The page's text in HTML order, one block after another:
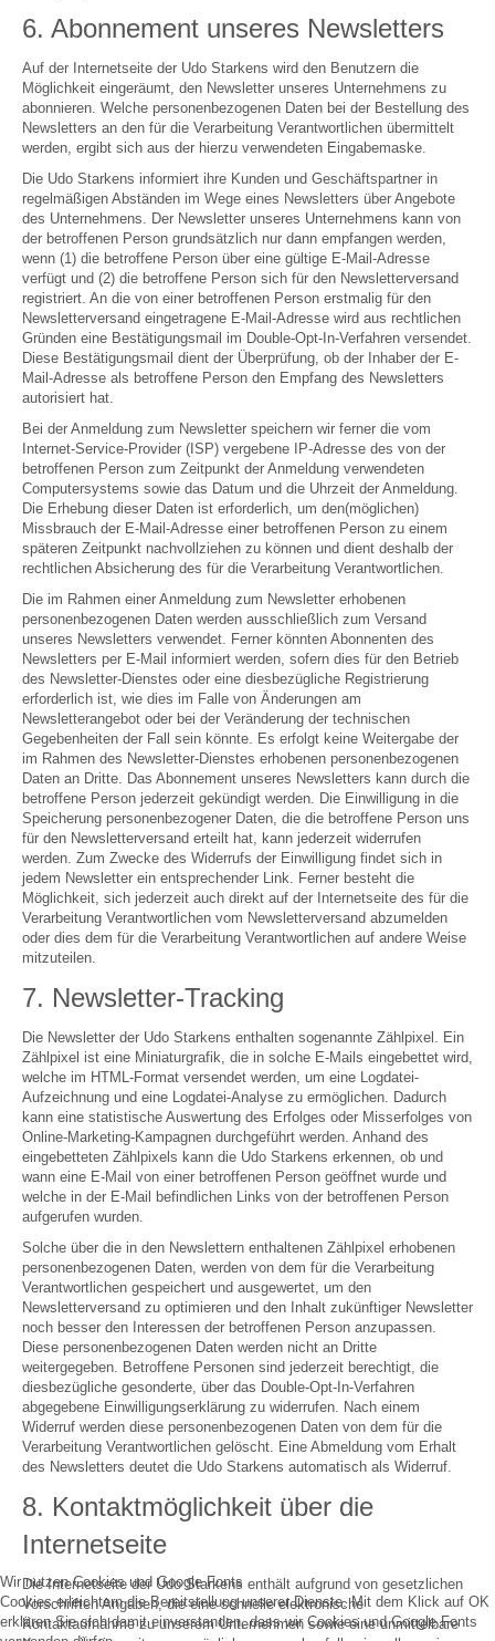
6. Abonnement unseres Newsletters
Auf der Internetseite der Udo Starkens wird den Benutzern die
Möglichkeit eingeräumt, den Newsletter unseres Unternehmens zu
abonnieren. Welche personenbezogenen Daten bei der Bestellung des
Newsletters an den für die Verarbeitung Verantwortlichen übermittelt
werden, ergibt sich aus der hierzu verwendeten Eingabemaske.
Die Udo Starkens informiert ihre Kunden und Geschäftspartner in
regelmäßigen Abständen im Wege eines Newsletters über Angebote
des Unternehmens. Der Newsletter unseres Unternehmens kann von
der betroffenen Person grundsätzlich nur dann empfangen werden,
wenn (1) die betroffene Person über eine gültige E-Mail-Adresse
verfügt und (2) die betroffene Person sich für den Newsletterversand
registriert. An die von einer betroffenen Person erstmalig für den
Newsletterversand eingetragene E-Mail-Adresse wird aus rechtlichen
Gründen eine Bestätigungsmail im Double-Opt-In-Verfahren versendet.
Diese Bestätigungsmail dient der Überprüfung, ob der Inhaber der E-
Mail-Adresse als betroffene Person den Empfang des Newsletters
autorisiert hat.
Bei der Anmeldung zum Newsletter speichern wir ferner die vom
Internet-Service-Provider (ISP) vergebene IP-Adresse des von der
betroffenen Person zum Zeitpunkt der Anmeldung verwendeten
Computersystems sowie das Datum und die Uhrzeit der Anmeldung.
Die Erhebung dieser Daten ist erforderlich, um den(möglichen)
Missbrauch der E-Mail-Adresse einer betroffenen Person zu einem
späteren Zeitpunkt nachvollziehen zu können und dient deshalb der
rechtlichen Absicherung des für die Verarbeitung Verantwortlichen.
Die im Rahmen einer Anmeldung zum Newsletter erhobenen
personenbezogenen Daten werden ausschließlich zum Versand
unseres Newsletters verwendet. Ferner könnten Abonnenten des
Newsletters per E-Mail informiert werden, sofern dies für den Betrieb
des Newsletter-Dienstes oder eine diesbezügliche Registrierung
erforderlich ist, wie dies im Falle von Änderungen am
Newsletterangebot oder bei der Veränderung der technischen
Gegebenheiten der Fall sein könnte. Es erfolgt keine Weitergabe der
im Rahmen des Newsletter-Dienstes erhobenen personenbezogenen
Daten an Dritte. Das Abonnement unseres Newsletters kann durch die
betroffene Person jederzeit gekündigt werden. Die Einwilligung in die
Speicherung personenbezogener Daten, die die betroffene Person uns
für den Newsletterversand erteilt hat, kann jederzeit widerrufen
werden. Zum Zwecke des Widerrufs der Einwilligung findet sich in
jedem Newsletter ein entsprechender Link. Ferner besteht die
Möglichkeit, sich jederzeit auch direkt auf der Internetseite des für die
Verarbeitung Verantwortlichen vom Newsletterversand abzumelden
oder dies dem für die Verarbeitung Verantwortlichen auf andere Weise
mitzuteilen.
7. Newsletter-Tracking
Die Newsletter der Udo Starkens enthalten sogenannte Zählpixel. Ein
Zählpixel ist eine Miniaturgrafik, die in solche E-Mails eingebettet wird,
welche im HTML-Format versendet werden, um eine Logdatei-
Aufzeichnung und eine Logdatei-Analyse zu ermöglichen. Dadurch
kann eine statistische Auswertung des Erfolges oder Misserfolges von
Online-Marketing-Kampagnen durchgeführt werden. Anhand des
eingebetteten Zählpixels kann die Udo Starkens erkennen, ob und
wann eine E-Mail von einer betroffenen Person geöffnet wurde und
welche in der E-Mail befindlichen Links von der betroffenen Person
aufgerufen wurden.
Solche über die in den Newslettern enthaltenen Zählpixel erhobenen
personenbezogenen Daten, werden von dem für die Verarbeitung
Verantwortlichen gespeichert und ausgewertet, um den
Newsletterversand zu optimieren und den Inhalt zukünftiger Newsletter
noch besser den Interessen der betroffenen Person anzupassen.
Diese personenbezogenen Daten werden nicht an Dritte
weitergegeben. Betroffene Personen sind jederzeit berechtigt, die
diesbezügliche gesonderte, über das Double-Opt-In-Verfahren
abgegebene Einwilligungserklärung zu widerrufen. Nach einem
Widerruf werden diese personenbezogenen Daten von dem für die
Verarbeitung Verantwortlichen gelöscht. Eine Abmeldung vom Erhalt
des Newsletters deutet die Udo Starkens automatisch als Widerruf.
8. Kontaktmöglichkeit über die
Internetseite
Die Internetseite der Udo Starkens enthält aufgrund von gesetzlichen
Vorschriften Angaben, die eine schnelle elektronische
Kontaktaufnahme zu unserem Unternehmen sowie eine unmittelbare
Wir nutzen Cookies und Google Fonts
Cookies erleichtern die Bereitstellung unserer Dienste. Mit dem Klick auf OK
erklären Sie sich damit einverstanden, dass wir Cookies und Google Fonts